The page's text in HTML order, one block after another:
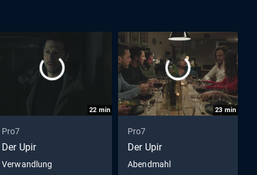
22 min
Pro7
Der Upir
Verwandlung
23 min
Pro7
Der Upir
Abendmahl